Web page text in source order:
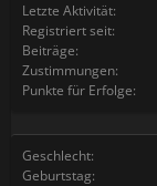
Letzte Aktivität:
Registriert seit:
Beiträge:
Zustimmungen:
Punkte für Erfolge:
Geschlecht:
Geburtstag: